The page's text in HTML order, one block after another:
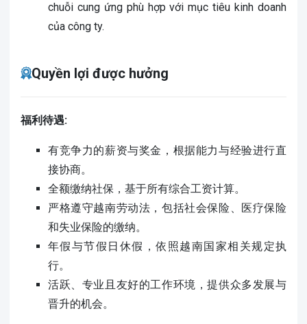
chuỗi cung ứng phù hợp với mục tiêu kinh doanh
của công ty.
Quyền lợi được hưởng
福利待遇:
有竞争力的薪资与奖金 ，根据能力与经验进行直
接协商。
全额缴纳社保 ，基于所有综合工资计算。
严格遵守越南劳动法 ，包括社会保险、医疗保险
和失业保险的缴纳。
年假与节假日休假 ，依照越南国家相关规定执
行。
活跃、专业且友好的工作环境 ，提供众多发展与
晋升的机会。